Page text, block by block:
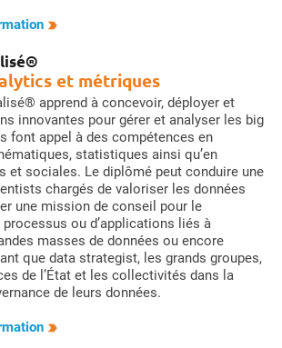
et métriques
apprend à concevoir, déployer et
innovantes pour gérer et analyser les big
font appel à des compétences en
statistiques ainsi qu’en
et sociales. Le diplômé peut conduire une
chargés de valoriser les données
une mission de conseil pour le
ou d’applications liés à
masses de données ou encore
que data strategist, les grands groupes,
de l’État et les collectivités dans la
de leurs données.